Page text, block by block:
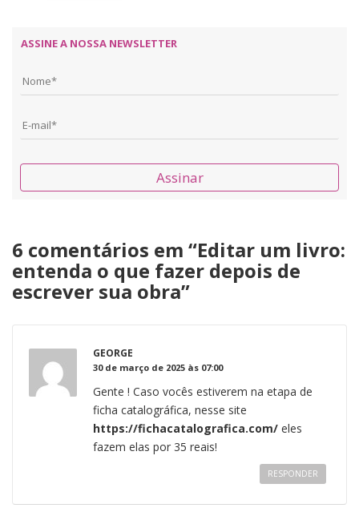
ASSINE A NOSSA NEWSLETTER
Assinar
6 comentários em “Editar um livro:
entenda o que fazer depois de
escrever sua obra”
GEORGE
30 de março de 2025 às 07:00
Gente ! Caso vocês estiverem na etapa de
ficha catalográfica, nesse site
https://fichacatalografica.com/ eles
fazem elas por 35 reais!
RESPONDER